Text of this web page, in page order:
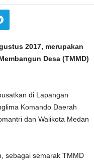
2017, merupakan
Desa (TMMD)
di Lapangan
Komando Daerah
dan Walikota Medan
sebagai semarak TMMD